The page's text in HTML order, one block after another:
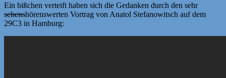
Ein bißchen verteift haben sich die Gedanken durch den sehr
sehenshörenswerten Vortrag von Anatol Stefanowitsch auf dem
29C3 in Hamburg: